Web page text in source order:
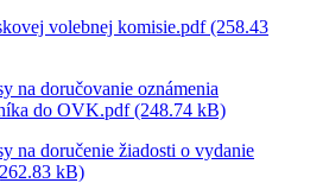
volebnej komisie.pdf (258.43
na doručovanie oznámenia
do OVK.pdf (248.74 kB)
na doručenie žiadosti o vydanie
kB)